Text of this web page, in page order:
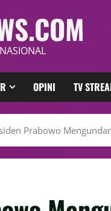
OPINI TV
Prabowo